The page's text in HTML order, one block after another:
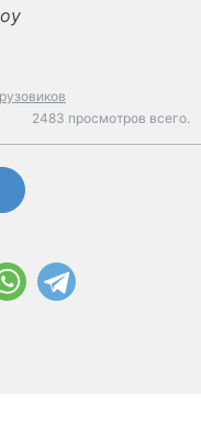
2483 просмотров всего.